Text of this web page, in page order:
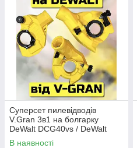
Суперсет пилевідводів
V.Gran 3в1 на болгарку
DeWalt DCG40vs / DeWalt
DCG-405
В наявності